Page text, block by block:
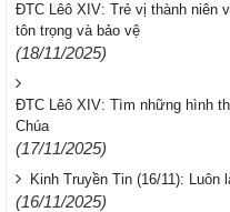
ĐTC Lêô XIV: Trẻ vị thành niên
tôn trọng và bảo vệ
(18/11/2025)
ĐTC Lêô XIV: Tìm những hình
Chúa
(17/11/2025)
Kinh Truyền Tin (16/11):
(16/11/2025)